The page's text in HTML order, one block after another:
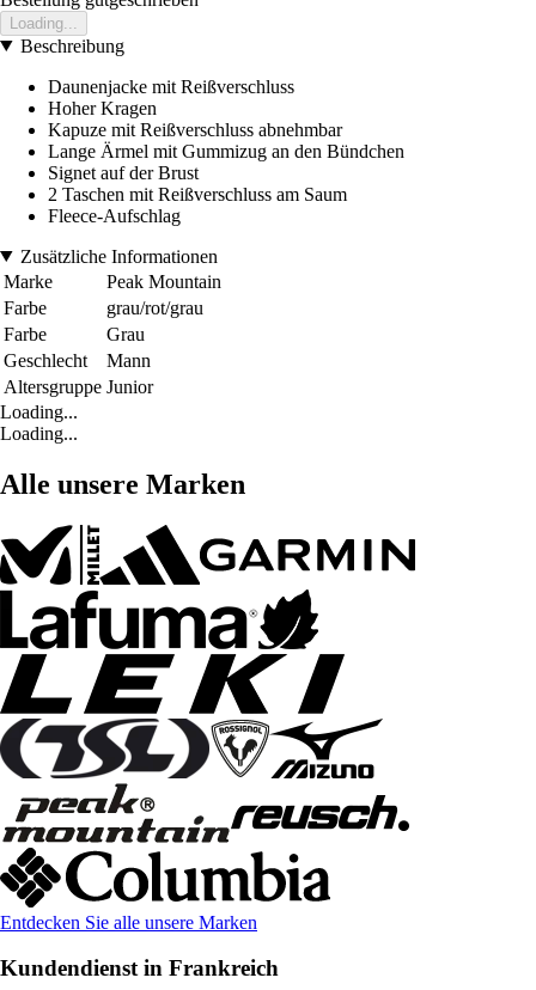
Loading...
Beschreibung
Daunenjacke mit Reißverschluss
Hoher Kragen
Kapuze mit Reißverschluss abnehmbar
Lange Ärmel mit Gummizug an den Bündchen
Signet auf der Brust
2 Taschen mit Reißverschluss am Saum
Fleece-Aufschlag
Zusätzliche Informationen
Marke
Peak Mountain
Farbe
grau/rot/grau
Farbe
Grau
Geschlecht
Mann
Altersgruppe Junior
Loading...
Loading...
Alle unsere Marken
Entdecken Sie alle unsere Marken
Kundendienst in Frankreich